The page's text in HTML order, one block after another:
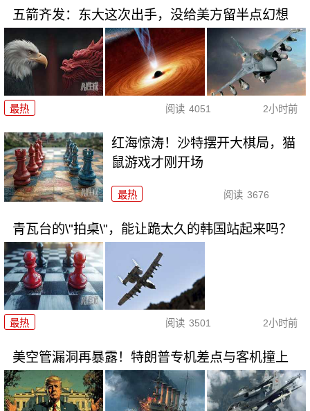
五箭齐发：东大这次出手，没给美方留半点幻想
最热 阅读 4051 2小时前
红海惊涛！沙特摆开大棋局，猫
鼠游戏才刚开场
最热 阅读 3676
青瓦台的\"拍桌\"，能让跪太久的韩国站起来吗？
最热 阅读 3501 2小时前
美空管漏洞再暴露！特朗普专机差点与客机撞上